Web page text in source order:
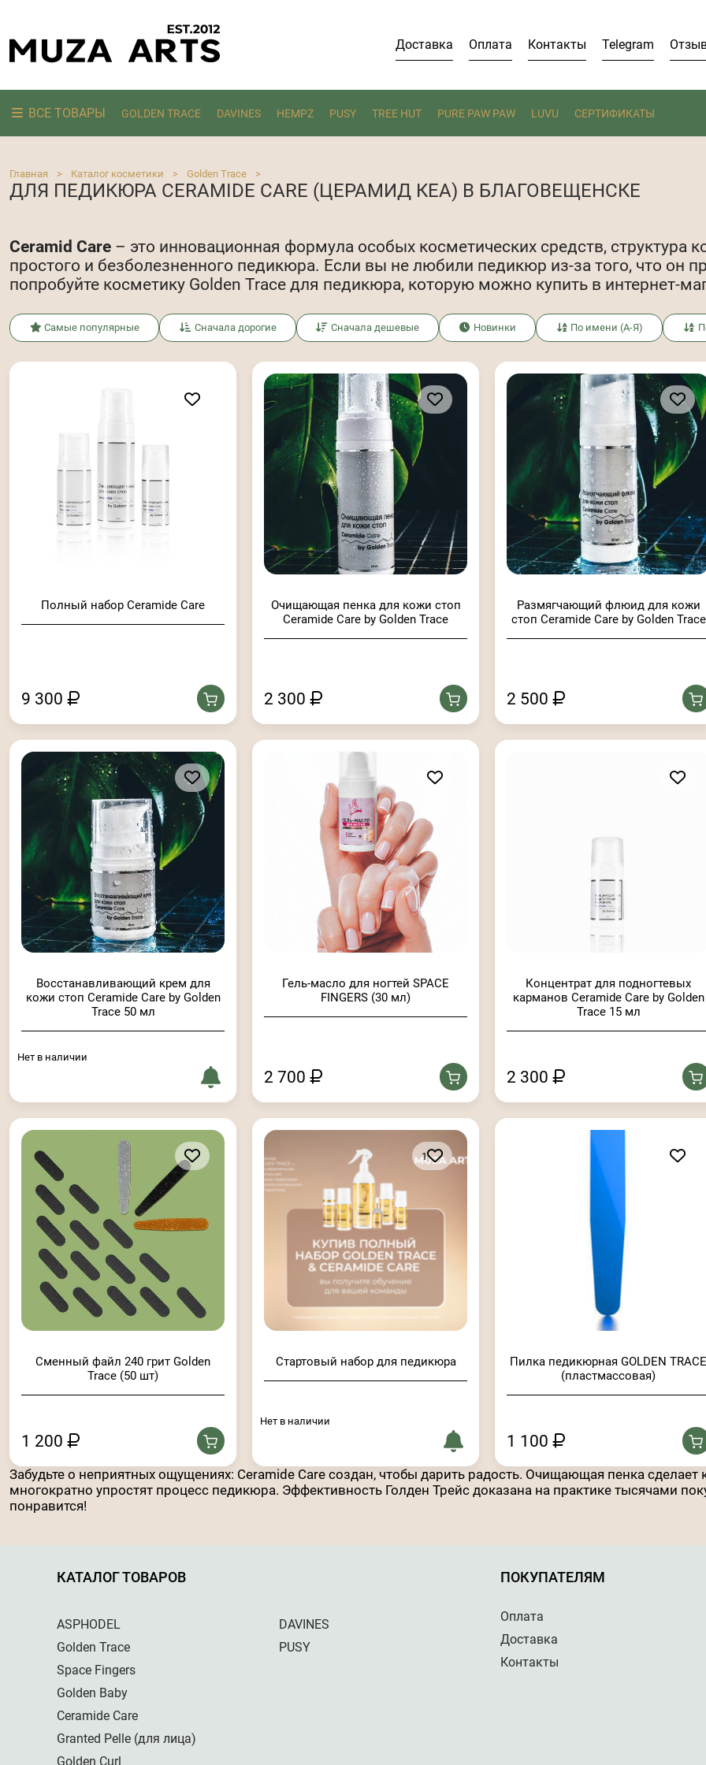
Доставка Оплата Контакты Telegram
ВСЕ ТОВАРЫ GOLDEN TRACE DAVINES HEMPZ PUSY TREE HUT PURE PAW PAW LUVU СЕРТИФИКАТЫ
Ищем:
Главная > Каталог косметики > Golden Trace >
ДЛЯ ПЕДИКЮРА CERAMIDE CARE (ЦЕРАМИД КЕА) В БЛАГОВЕЩЕНСКЕ
Ceramid Care – это инновационная формула особых косметических средств, структура
простого и безболезненного педикюра. Если вы не любили педикюр из-за того, что
попробуйте косметику Golden Trace для педикюра, которую можно купить в интернет-
Самые популярные Сначала дорогие Сначала дешевые Новинки По имени (А-Я)
Полный набор Ceramide Care
9 300
Очищающая пенка для кожи стоп
Ceramide Care by Golden Trace
2 300
Размягчающий флюид для кожи
стоп Ceramide Care by Golden Trace
2 500
Восстанавливающий крем для
кожи стоп Ceramide Care by Golden
Trace 50 мл
Нет в наличии
Гель-масло для ногтей SPACE
FINGERS (30 мл)
2 700
Концентрат для подногтевых
карманов Ceramide Care by Golden
Trace 15 мл
2 300
Сменный файл 240 грит Golden
Trace (50 шт)
1 200
1
Стартовый набор для педикюра
Нет в наличии
Пилка педикюрная GOLDEN TRACE
(пластмассовая)
1 100
Забудьте о неприятных ощущениях: Ceramide Care создан, чтобы дарить радость. Очищающая пенка
многократно упростят процесс педикюра. Эффективность Голден Трейс доказана на практике тысячами
понравится!
КАТАЛОГ ТОВАРОВ
ASPHODEL
Golden Trace
Space Fingers
Golden Baby
Ceramide Care
Granted Pelle (для лица)
Golden Curl
DAVINES
PUSY
ПОКУПАТЕЛЯМ
Оплата
Доставка
Контакты